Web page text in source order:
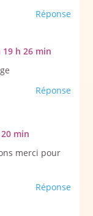
Réponse
h 26 min
Réponse
min
merci pour
Réponse